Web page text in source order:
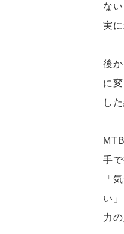
な
実
後
に
し
手
「
い
力